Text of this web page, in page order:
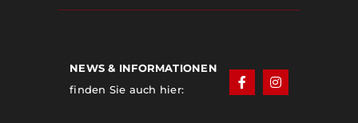
NEWS & INFORMATIONEN
finden Sie auch hier: